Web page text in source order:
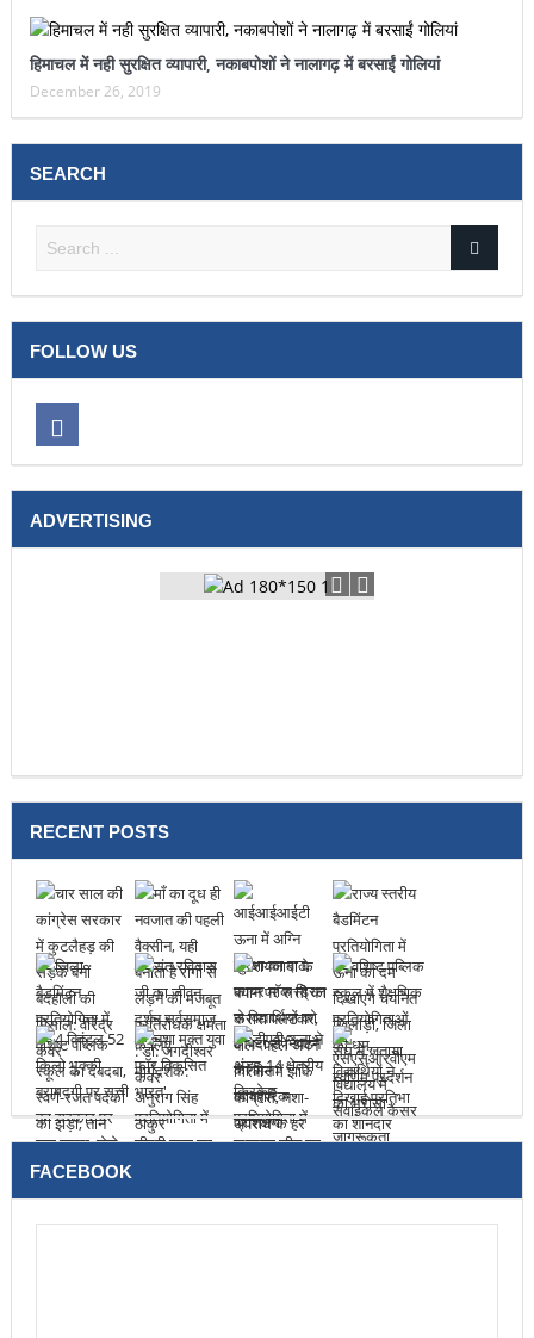
हिमाचल में नही सुरक्षित व्यापारी, नकाबपोशों ने नालागढ़ में बरसाईं गोलियां
December 26, 2019
SEARCH
FOLLOW US
ADVERTISING
RECENT POSTS
FACEBOOK